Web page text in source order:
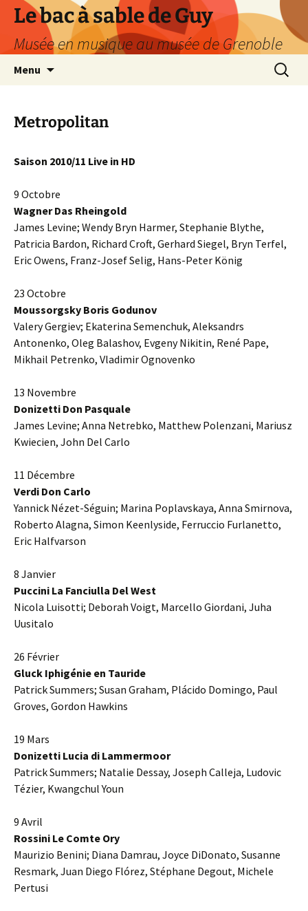
Le bac à sable de Guy
Musée en musique au musée de Grenoble
Menu
Metropolitan
Saison 2010/11 Live in HD
9 Octobre
Wagner Das Rheingold
James Levine; Wendy Bryn Harmer, Stephanie Blythe,
Patricia Bardon, Richard Croft, Gerhard Siegel, Bryn Terfel,
Eric Owens, Franz-Josef Selig, Hans-Peter König
23 Octobre
Moussorgsky Boris Godunov
Valery Gergiev; Ekaterina Semenchuk, Aleksandrs
Antonenko, Oleg Balashov, Evgeny Nikitin, René Pape,
Mikhail Petrenko, Vladimir Ognovenko
13 Novembre
Donizetti Don Pasquale
James Levine; Anna Netrebko, Matthew Polenzani, Mariusz
Kwiecien, John Del Carlo
11 Décembre
Verdi Don Carlo
Yannick Nézet-Séguin; Marina Poplavskaya, Anna Smirnova,
Roberto Alagna, Simon Keenlyside, Ferruccio Furlanetto,
Eric Halfvarson
8 Janvier
Puccini La Fanciulla Del West
Nicola Luisotti; Deborah Voigt, Marcello Giordani, Juha
Uusitalo
26 Février
Gluck Iphigénie en Tauride
Patrick Summers; Susan Graham, Plácido Domingo, Paul
Groves, Gordon Hawkins
19 Mars
Donizetti Lucia di Lammermoor
Patrick Summers; Natalie Dessay, Joseph Calleja, Ludovic
Tézier, Kwangchul Youn
9 Avril
Rossini Le Comte Ory
Maurizio Benini; Diana Damrau, Joyce DiDonato, Susanne
Resmark, Juan Diego Flórez, Stéphane Degout, Michele
Pertusi